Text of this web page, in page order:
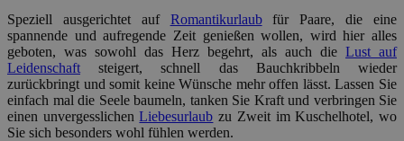
Speziell ausgerichtet auf Romantikurlaubfür Paare, die eine
spannende und aufregende Zeit genießen wollen, wird hier alles
geboten, was sowohl das Herz begehrt, als auch die Lust auf
Leidenschaft steigert, schnell das Bauchkribbeln wieder
zurückbringt und somit keine Wünsche mehr offen lässt. Lassen Sie
einfach mal die Seele baumeln, tanken Sie Kraft und verbringen Sie
einen unvergesslichenLiebesurlaub zu Zweit im Kuschelhotel, wo
Sie sich besonders wohl fühlen werden.